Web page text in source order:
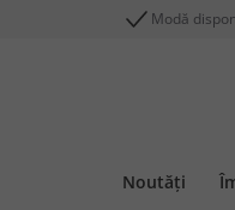
Modă
Noutăți